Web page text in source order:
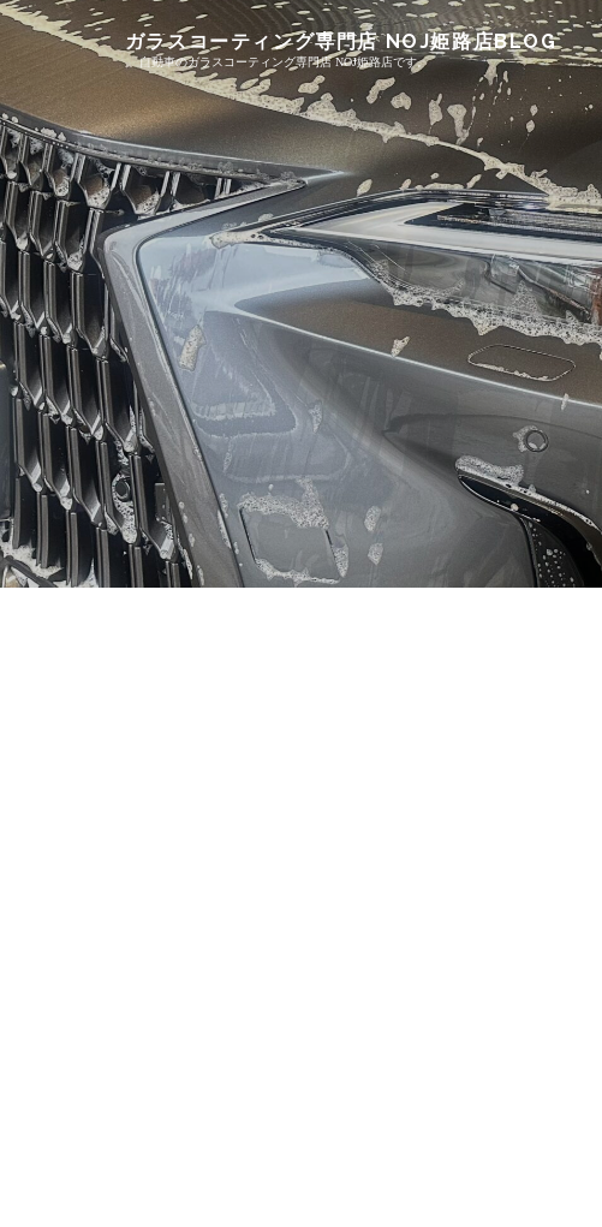
Skip
content
ガラスコーティング専門店 NOJ姫路店BLOG
自動車のガラスコーティング専門店 NOJ姫路店です。